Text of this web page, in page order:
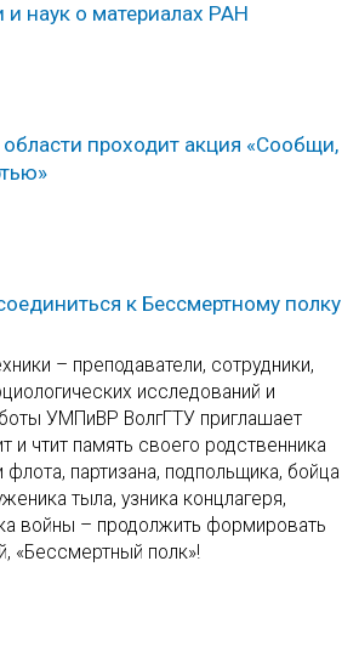
наук о материалах РАН
проходит акция «Сообщи,
к Бессмертному полку
– преподаватели, сотрудники,
исследований и
УМПиВР ВолгГТУ приглашает
и чтит память своего родственника
партизана, подпольщика, бойца
тыла, узника концлагеря,
войны – продолжить формировать
«Бессмертный полк»!